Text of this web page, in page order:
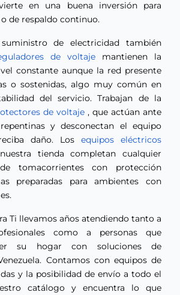
en una buena inversión para
de respaldo continuo.
de electricidad también
de voltaje
mantienen la
constante aunque la red presente
o sostenidas, algo muy común en
del servicio. Trabajan de la
de voltaje , que actúan ante
y desconectan el equipo
daño. Los
equipos eléctricos
tienda completan cualquier
tomacorrientes con protección
preparadas para ambientes con
Ti llevamos años atendiendo tanto a
como a personas que
su hogar con soluciones de
Contamos con equipos de
y la posibilidad de envío a todo el
catálogo y encuentra lo que